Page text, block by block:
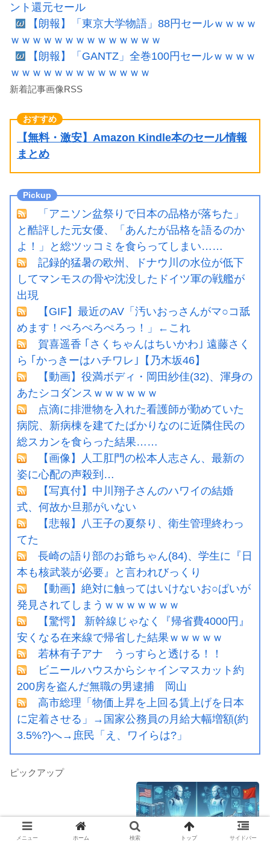
ント還元セール
【朗報】「東京大学物語」88円セールｗｗｗｗ
ｗｗｗｗｗｗｗｗｗｗｗｗｗｗ
【朗報】「GANTZ」全巻100円セールｗｗｗｗ
ｗｗｗｗｗｗｗｗｗｗｗｗｗ
新着記事画像RSS
【無料・激安】Amazon Kindle本のセール情報
まとめ
「アニソン盆祭りで日本の品格が落ちた」
と酷評した元女優、「あんたが品格を語るのか
よ！」と総ツッコミを食らってしまい……
記録的猛暑の欧州、ドナウ川の水位が低下
してマンモスの骨や沈没したドイツ軍の戦艦が
出現
【GIF】最近のAV「汚いおっさんがマ○コ舐
めます！ぺろぺろぺろっ！」←これ
賀喜遥香 ｢さくちゃんはちいかわ｣ 遠藤さく
ら ｢かっきーはハチワレ｣【乃木坂46】
【動画】役満ボディ・岡田紗佳(32)、渾身の
あたシコダンスｗｗｗｗｗｗ
点滴に排泄物を入れた看護師が勤めていた
病院、新病棟を建てたばかりなのに近隣住民の
総スカンを食らった結果……
【画像】人工肛門の松本人志さん、最新の
姿に心配の声殺到…
【写真付】中川翔子さんのハワイの結婚
式、何故か旦那がいない
【悲報】八王子の夏祭り、衛生管理終わっ
てた
長崎の語り部のお爺ちゃん(84)、学生に『日
本も核武装が必要』と言われびっくり
【動画】絶対に触ってはいけないお○ぱいが
発見されてしまうｗｗｗｗｗｗｗ
【驚愕】 新幹線じゃなく『帰省費4000円』
安くなる在来線で帰省した結果ｗｗｗｗｗ
若林有子アナ うっすらと透ける！！
ビニールハウスからシャインマスカット約
200房を盗んだ無職の男逮捕 岡山
高市総理「物価上昇を上回る賃上げを日本
に定着させる」→国家公務員の月給大幅増額(約
3.5%?)へ→庶民「え、ワイらは?」
ピックアップ
メニュー ホーム 検索 トップ サイドバー